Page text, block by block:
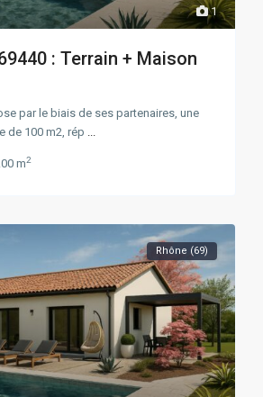
1
: Terrain + Maison
par le biais de ses partenaires, une
de 100 m2, rép
m2
Rhône (69)